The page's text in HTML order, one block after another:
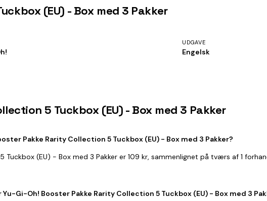
(EU) - Box med 3 Pakker
UDGAVE
Engelsk
5 Tuckbox (EU) - Box med 3 Pakker
Pakke Rarity Collection 5 Tuckbox (EU) - Box med 3 Pakker?
(EU) - Box med 3 Pakker er 109 kr, sammenlignet på tværs af 1
Gi-Oh! Booster Pakke Rarity Collection 5 Tuckbox (EU) - Box med 3